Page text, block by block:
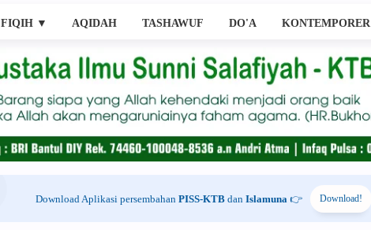
FIQIH ▼ AQIDAH TASHAWUF DO'A KONTEMPORER
Download Aplikasi persembahan PISS-KTBdan Islamuna 👉 Download!